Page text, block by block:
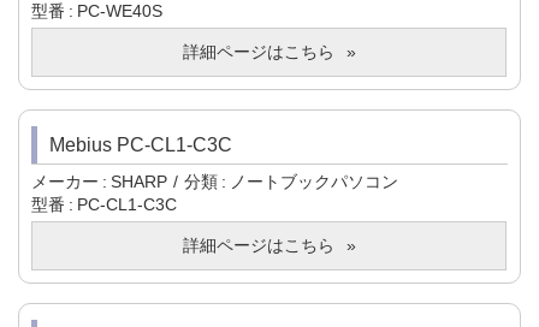
型番
PC-WE40S
詳細ページはこちら
Mebius PC-CL1-C3C
メーカー SHARP 分類
ノートブックパソコン
型番
PC-CL1-C3C
詳細ページはこちら